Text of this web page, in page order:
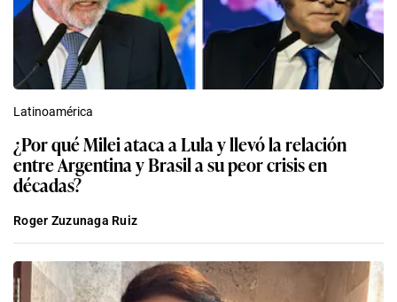
Latinoamérica
¿Por qué Milei ataca a Lula y llevó la relación
entre Argentina y Brasil a su peor crisis en
décadas?
Roger Zuzunaga Ruiz